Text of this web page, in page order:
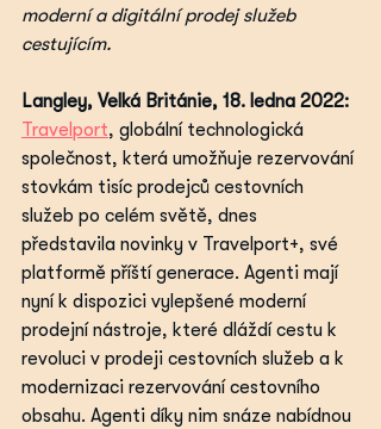
moderní a digitální prodej služeb
cestujícím.
Langley, Velká Británie, 18. ledna 2022:
Travelport, globální technologická
společnost, která umožňuje rezervování
stovkám tisíc prodejců cestovních
služeb po celém světě, dnes
představila novinky v Travelport+, své
platformě příští generace. Agenti mají
nyní k dispozici vylepšené moderní
prodejní nástroje, které dláždí cestu k
revoluci v prodeji cestovních služeb a k
modernizaci rezervování cestovního
obsahu. Agenti díky nim snáze nabídnou